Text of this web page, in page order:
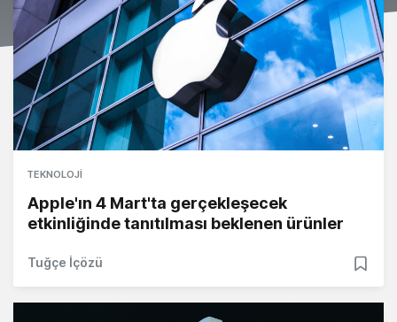
TEKNOLOJI
Apple'ın 4 Mart'ta gerçekleşecek
etkinliğinde tanıtılması beklenen ürünler
Tuğçe İçözü